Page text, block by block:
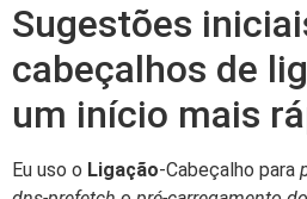
Sugestões
cabeçalhos de
um início mais
Eu uso o Ligação-Cabeçalho para